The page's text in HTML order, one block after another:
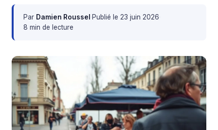
Par Damien Roussel·Publié le 23 juin 2026·
8 min de lecture